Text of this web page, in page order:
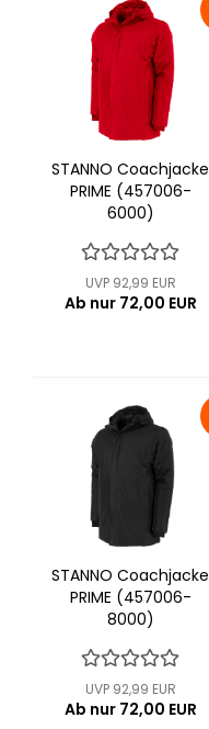
STANNO Coachjacke
PRIME (457006-
6000)
UVP 92,99 EUR
Ab nur 72,00 EUR
STANNO Coachjacke
PRIME (457006-
8000)
UVP 92,99 EUR
Ab nur 72,00 EUR